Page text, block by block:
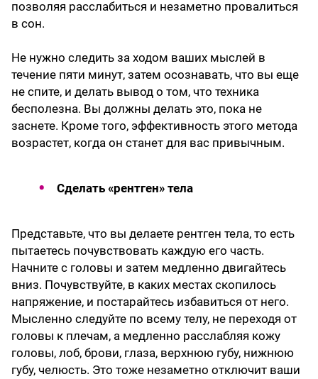
позволяя расслабиться и незаметно провалиться
в сон.
Не нужно следить за ходом ваших мыслей в
течение пяти минут, затем осознавать, что вы еще
не спите, и делать вывод о том, что техника
бесполезна. Вы должны делать это, пока не
заснете. Кроме того, эффективность этого метода
возрастет, когда он станет для вас привычным.
Сделать «рентген» тела
Представьте, что вы делаете рентген тела, то есть
пытаетесь почувствовать каждую его часть.
Начните с головы и затем медленно двигайтесь
вниз. Почувствуйте, в каких местах скопилось
напряжение, и постарайтесь избавиться от него.
Мысленно следуйте по всему телу, не переходя от
головы к плечам, а медленно расслабляя кожу
головы, лоб, брови, глаза, верхнюю губу, нижнюю
губу, челюсть. Это тоже незаметно отключит ваши